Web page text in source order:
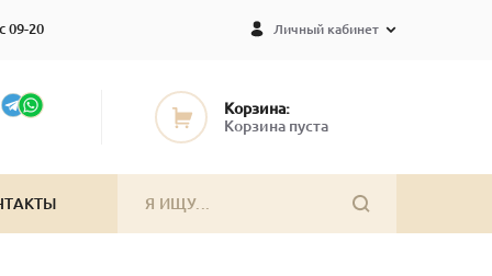
09-20 Личный кабинет
Корзина:
Корзина пуста